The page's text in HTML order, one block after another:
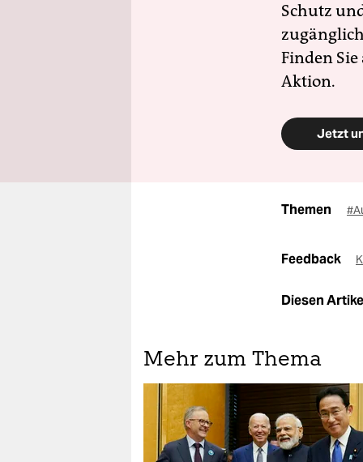
Schutz
Finden
Aktion.
Jetzt
Themen
Feedback
Diesen
Mehr zum Thema